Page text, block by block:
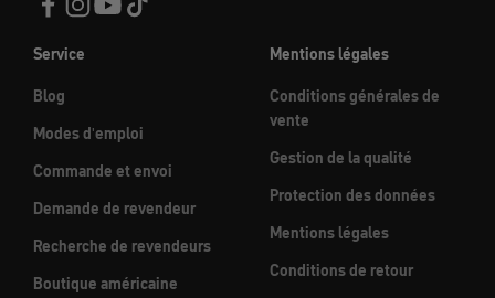
Service
Blog
Modes d'emploi
Commande et envoi
Demande de revendeur
Recherche de revendeurs
Boutique américaine
Mentions légales
Conditions générales de
vente
Gestion de la qualité
Protection des données
Mentions légales
Conditions de retour